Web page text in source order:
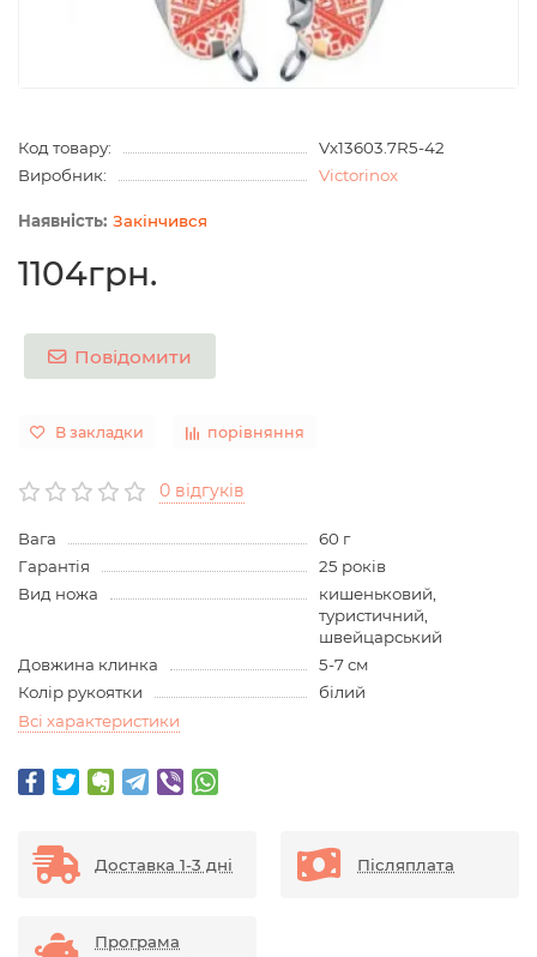
Код товару:
Vx13603.7R5-42
Виробник:
Victorinox
Закінчився
1104грн.
Повідомити
В закладки порівняння
0 відгуків
Вага
60 г
Гарантія
25 років
Вид ножа
кишеньковий,
туристичний,
швейцарський
Довжина клинка
5-7 см
Колір рукоятки
білий
Всі характеристики
Доставка 1-3 дні Післяплата
Програма